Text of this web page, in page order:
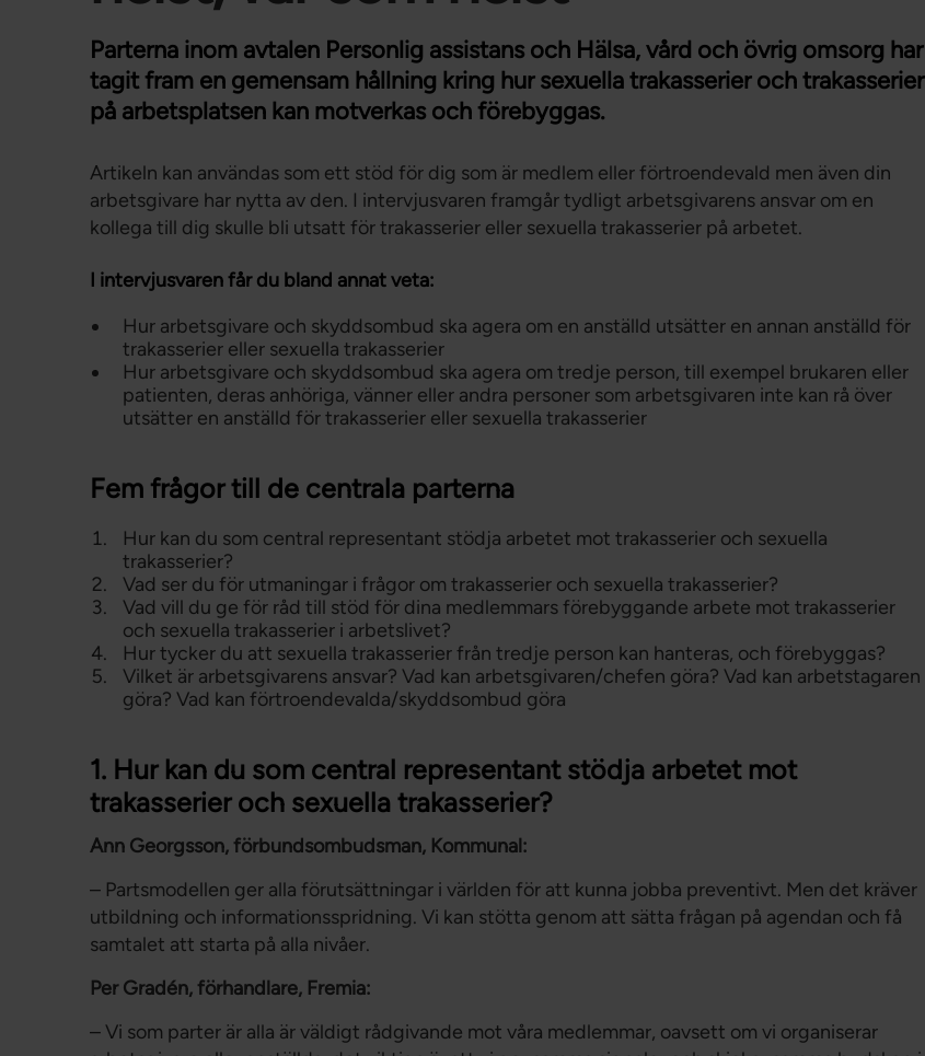
Parterna inom avtalen Personlig assistans och Hälsa, vård och övrig omsorg har
tagit fram en gemensam hållning kring hur sexuella trakasserier och trakasserier
på arbetsplatsen kan motverkas och förebyggas.
Artikeln kan användas som ett stöd för dig som är medlem eller förtroendevald men även din
arbetsgivare har nytta av den. I intervjusvaren framgår tydligt arbetsgivarens ansvar om en
kollega till dig skulle bli utsatt för trakasserier eller sexuella trakasserier på arbetet.
I intervjusvaren får du bland annat veta:
Hur arbetsgivare och skyddsombud ska agera om en anställd utsätter en annan anställd för
trakasserier eller sexuella trakasserier
Hur arbetsgivare och skyddsombud ska agera om tredje person, till exempel brukaren eller
patienten, deras anhöriga, vänner eller andra personer som arbetsgivaren inte kan rå över
utsätter en anställd för trakasserier eller sexuella trakasserier
Fem frågor till de centrala parterna
Hur kan du som central representant stödja arbetet mot trakasserier och sexuella
trakasserier?
Vad ser du för utmaningar i frågor om trakasserier och sexuella trakasserier?
Vad vill du ge för råd till stöd för dina medlemmars förebyggande arbete mot trakasserier
och sexuella trakasserier i arbetslivet?
Hur tycker du att sexuella trakasserier från tredje person kan hanteras, och förebyggas?
Vilket är arbetsgivarens ansvar? Vad kan arbetsgivaren/chefen göra? Vad kan arbetstagaren
göra? Vad kan förtroendevalda/skyddsombud göra
1. Hur kan du som central representant stödja arbetet mot
trakasserier och sexuella trakasserier?
Ann Georgsson, förbundsombudsman, Kommunal:
– Partsmodellen ger alla förutsättningar i världen för att kunna jobba preventivt. Men det kräver
utbildning och informationsspridning. Vi kan stötta genom att sätta frågan på agendan och få
samtalet att starta på alla nivåer.
Per Gradén, förhandlare, Fremia:
– Vi som parter är alla är väldigt rådgivande mot våra medlemmar, oavsett om vi organiserar